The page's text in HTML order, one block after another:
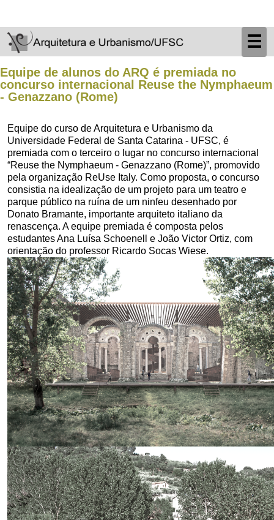
☰
Equipe de alunos do ARQ é premiada no
concurso internacional Reuse the Nymphaeum
- Genazzano (Rome)
Equipe do curso de Arquitetura e Urbanismo da
Universidade Federal de Santa Catarina - UFSC, é
premiada com o terceiro o lugar no concurso internacional
“Reuse the Nymphaeum - Genazzano (Rome)”, promovido
pela organização ReUse Italy. Como proposta, o concurso
consistia na idealização de um projeto para um teatro e
parque público na ruína de um ninfeu desenhado por
Donato Bramante, importante arquiteto italiano da
renascença. A equipe premiada é composta pelos
estudantes Ana Luísa Schoenell e João Victor Ortiz, com
orientação do professor Ricardo Socas Wiese.